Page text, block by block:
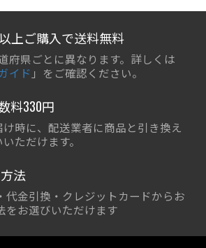
上ご購入で送料無料
府県ごとに異なります。詳しくは
イド 」をご確認ください。
料330円
時に、配送業者に商品と引き換え
ただけます。
法
代金引換・クレジットカードからお
をお選びいただけます